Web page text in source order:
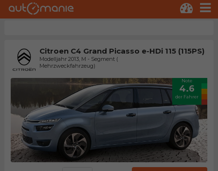
Citroen C4 Grand Picasso e-HDi 115 (115PS)
Modelljahr 2013, M - Segment (
Mehrzweckfahrzeug)
Note
4.6
der Fahrer